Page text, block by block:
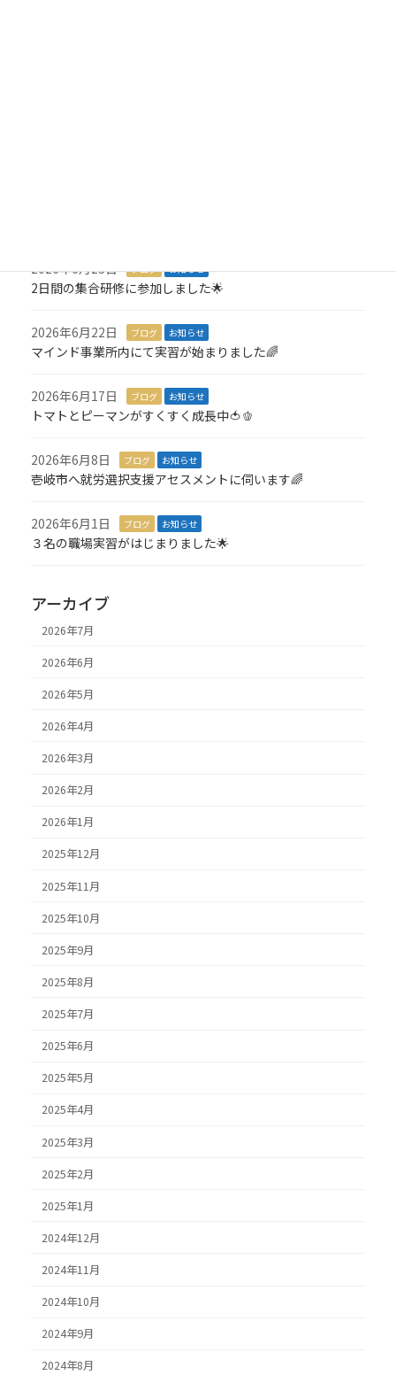
2026年6月23日 ブログ お知らせ
2日間の集合研修に参加しました🌟
2026年6月22日 ブログ お知らせ
マインド事業所内にて実習が始まりました🌈
2026年6月17日 ブログ お知らせ
トマトとピーマンがすくすく成長中🍅🫑
2026年6月8日 ブログ お知らせ
壱岐市へ就労選択支援アセスメントに伺います🌈
2026年6月1日 ブログ お知らせ
３名の職場実習がはじまりました🌟
アーカイブ
2026年7月
2026年6月
2026年5月
2026年4月
2026年3月
2026年2月
2026年1月
2025年12月
2025年11月
2025年10月
2025年9月
2025年8月
2025年7月
2025年6月
2025年5月
2025年4月
2025年3月
2025年2月
2025年1月
2024年12月
2024年11月
2024年10月
2024年9月
2024年8月